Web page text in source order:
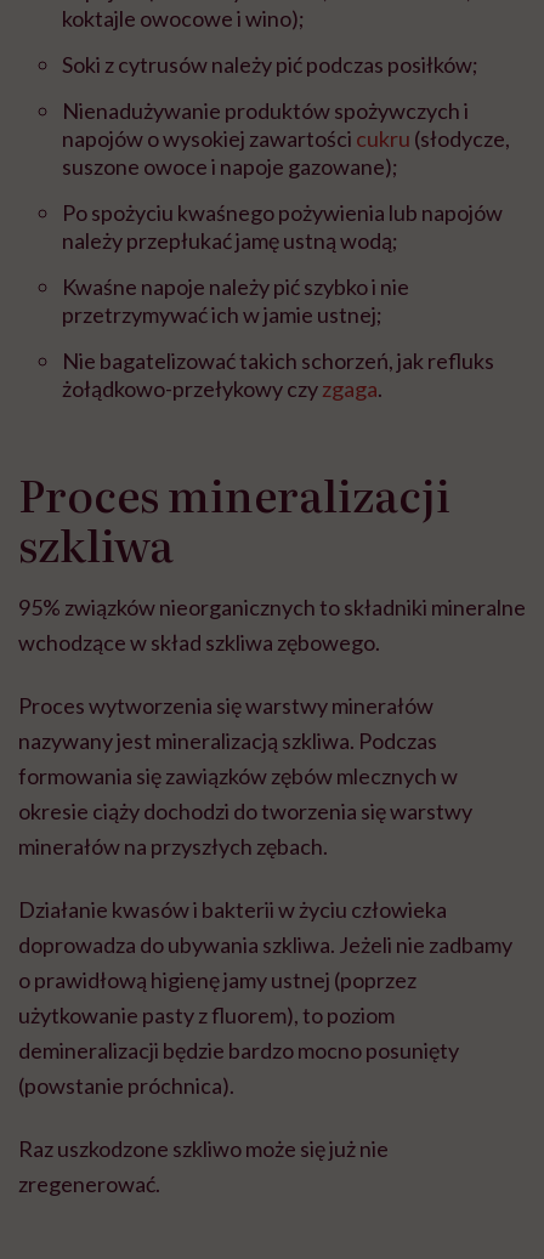
koktajle owocowe i wino);
Soki z cytrusów należy pić podczas posiłków;
Nienadużywanie produktów spożywczych i
napojów o wysokiej zawartości cukru (słodycze,
suszone owoce i napoje gazowane);
Po spożyciu kwaśnego pożywienia lub napojów
należy przepłukać jamę ustną wodą;
Kwaśne napoje należy pić szybko i nie
przetrzymywać ich w jamie ustnej;
Nie bagatelizować takich schorzeń, jak refluks
żołądkowo-przełykowy czyzgaga.
Proces mineralizacji
szkliwa
95% związków nieorganicznych to składniki mineralne
wchodzące w skład szkliwa zębowego.
Proces wytworzenia się warstwy minerałów
nazywany jest mineralizacją szkliwa. Podczas
formowania się zawiązków zębów mlecznych w
okresie ciąży dochodzi do tworzenia się warstwy
minerałów na przyszłych zębach.
Działanie kwasów i bakterii w życiu człowieka
doprowadza do ubywania szkliwa. Jeżeli nie zadbamy
o prawidłową higienę jamy ustnej (poprzez
użytkowanie pasty z fluorem), to poziom
demineralizacji będzie bardzo mocno posunięty
(powstanie próchnica).
Raz uszkodzone szkliwo może się już nie
zregenerować.